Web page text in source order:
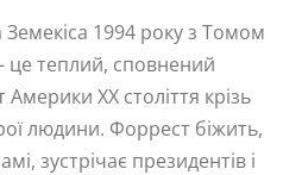
1994 року з Томом
це теплий, сповнений
XX століття крізь
людини. Форрест біжить,
зустрічає президентів і